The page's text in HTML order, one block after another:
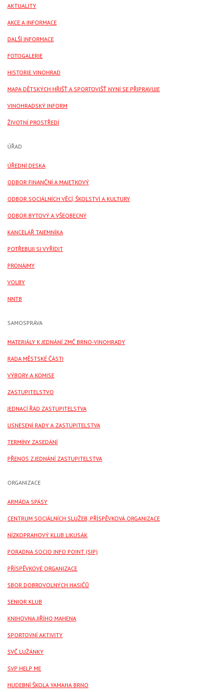
AKTUALITY
AKCE A INFORMACE
DALŠÍ INFORMACE
FOTOGALERIE
HISTORIE VINOHRAD
MAPA DĚTSKÝCH HŘIŠŤ A SPORTOVIŠŤ NYNÍ SE PŘIPRAVUJE
VINOHRADSKÝ INFORM
ŽIVOTNÍ PROSTŘEDÍ
ÚŘAD
ÚŘEDNÍ DESKA
ODBOR FINANČNÍ A MAJETKOVÝ
ODBOR SOCIÁLNÍCH VĚCÍ, ŠKOLSTVÍ A KULTURY
ODBOR BYTOVÝ A VŠEOBECNÝ
KANCELÁŘ TAJEMNÍKA
POTŘEBUJI SI VYŘÍDIT
PRONÁJMY
VOLBY
NNTB
SAMOSPRÁVA
MATERIÁLY K JEDNÁNÍ ZMČ BRNO-VINOHRADY
RADA MĚSTSKÉ ČÁSTI
VÝBORY A KOMISE
ZASTUPITELSTVO
JEDNACÍ ŘÁD ZASTUPITELSTVA
USNESENÍ RADY A ZASTUPITELSTVA
TERMÍNY ZASEDÁNÍ
PŘENOS Z JEDNÁNÍ ZASTUPITELSTVA
ORGANIZACE
ARMÁDA SPÁSY
CENTRUM SOCIÁLNÍCH SLUŽEB, PŘÍSPĚVKOVÁ ORGANIZACE
NÍZKOPRAHOVÝ KLUB LIKUSÁK
PORADNA SOCIO INFO POINT (SIP)
PŘÍSPĚVKOVÉ ORGANIZACE
SBOR DOBROVOLNÝCH HASIČŮ
SENIOR KLUB
KNIHOVNA JIŘÍHO MAHENA
SPORTOVNÍ AKTIVITY
SVČ LUŽÁNKY
SVP HELP ME
HUDEBNÍ ŠKOLA YAMAHA BRNO